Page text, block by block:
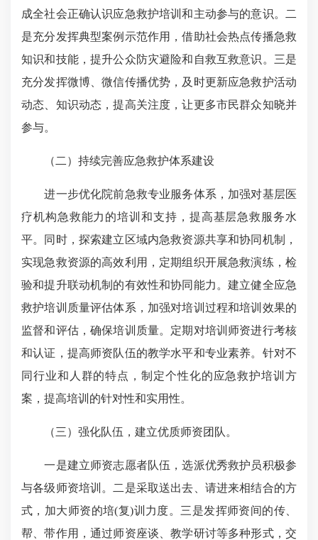
成全社会正确认识应急救护培训和主动参与的意识。二
是充分发挥典型案例示范作用，借助社会热点传播急救
知识和技能，提升公众防灾避险和自救互救意识。三是
充分发挥微博、微信传播优势，及时更新应急救护活动
动态、知识动态，提高关注度，让更多市民群众知晓并
参与。
（二）持续完善应急救护体系建设
进一步优化院前急救专业服务体系，加强对基层医
疗机构急救能力的培训和支持，提高基层急救服务水
平。同时，探索建立区域内急救资源共享和协同机制，
实现急救资源的高效利用，定期组织开展急救演练，检
验和提升联动机制的有效性和协同能力。建立健全应急
救护培训质量评估体系，加强对培训过程和培训效果的
监督和评估，确保培训质量。定期对培训师资进行考核
和认证，提高师资队伍的教学水平和专业素养。针对不
同行业和人群的特点，制定个性化的应急救护培训方
案，提高培训的针对性和实用性。
（三）强化队伍，建立优质师资团队。
一是建立师资志愿者队伍，选派优秀救护员积极参
与各级师资培训。二是采取送出去、请进来相结合的方
式，加大师资的培(复)训力度。三是发挥师资间的传、
帮、带作用，通过师资座谈、教学研讨等多种形式，交